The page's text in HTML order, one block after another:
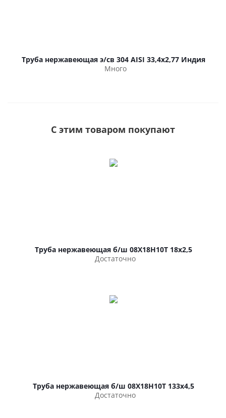
Труба нержавеющая э/св 304 AISI 33,4х2,77 Индия
Много
С этим товаром покупают
Труба нержавеющая б/ш 08Х18Н10Т 18х2,5
Достаточно
Труба нержавеющая б/ш 08Х18Н10Т 133х4,5
Достаточно